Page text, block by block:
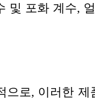
및 포화 계수,
으로, 이러한